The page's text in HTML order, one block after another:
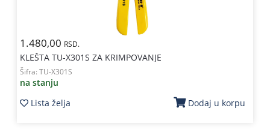
1.480,00 RSD.
KLEŠTA TU-X301S ZA KRIMPOVANJE
Šifra: TU-X301S
na stanju
Lista želja
Dodaj u korpu